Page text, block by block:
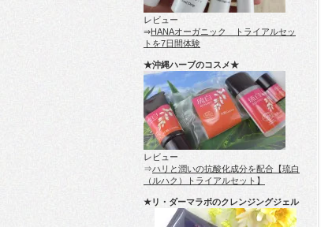
レビュー
⇒HANAオーガニック トライアルセッ
トを7日間体験
★沖縄ハーブのコスメ★
レビュー
⇒ハリと潤いの抗酸化成分を配合【琉白
（ルハク）トライアルセット】
★リ・ダーマラボのクレンジングジェル